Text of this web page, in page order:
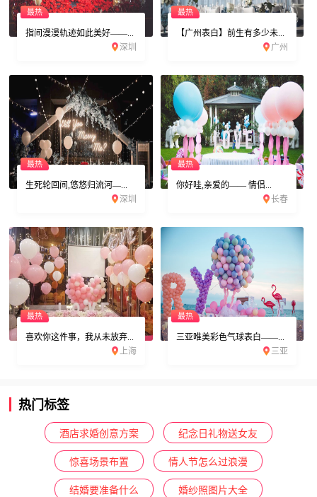
最热
指间漫漫轨迹如此美好——...
深圳
最热
【广州表白】前生有多少未...
广州
最热
生死轮回间,悠悠归流河—...
深圳
最热
你好哇,亲爱的—— 情侣...
长春
最热
喜欢你这件事，我从未放弃...
上海
最热
三亚唯美彩色气球表白——...
三亚
热门标签
酒店求婚创意方案
纪念日礼物送女友
惊喜场景布置
情人节怎么过浪漫
结婚要准备什么
婚纱照图片大全